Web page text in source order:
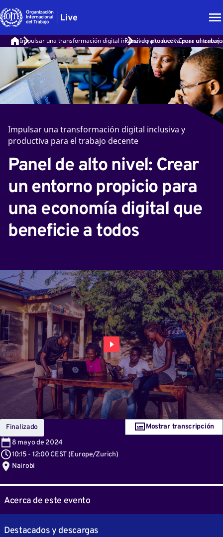
Impulsar una transformación digital inclusiva y productiva para el
Panel de alto nivel: Crear un
Impulsar una transformación digital inclusiva y
productiva para el trabajo decente
Panel de alto nivel: Crear
un entorno propicio para
una economía digital que
beneficie a todos
Finalizado
8 mayo de 2024
10:15 - 12:00 CEST(Europe/Zurich)
Nairobi
Mostrar transcripción
Acerca de este evento
Destacados y descargas